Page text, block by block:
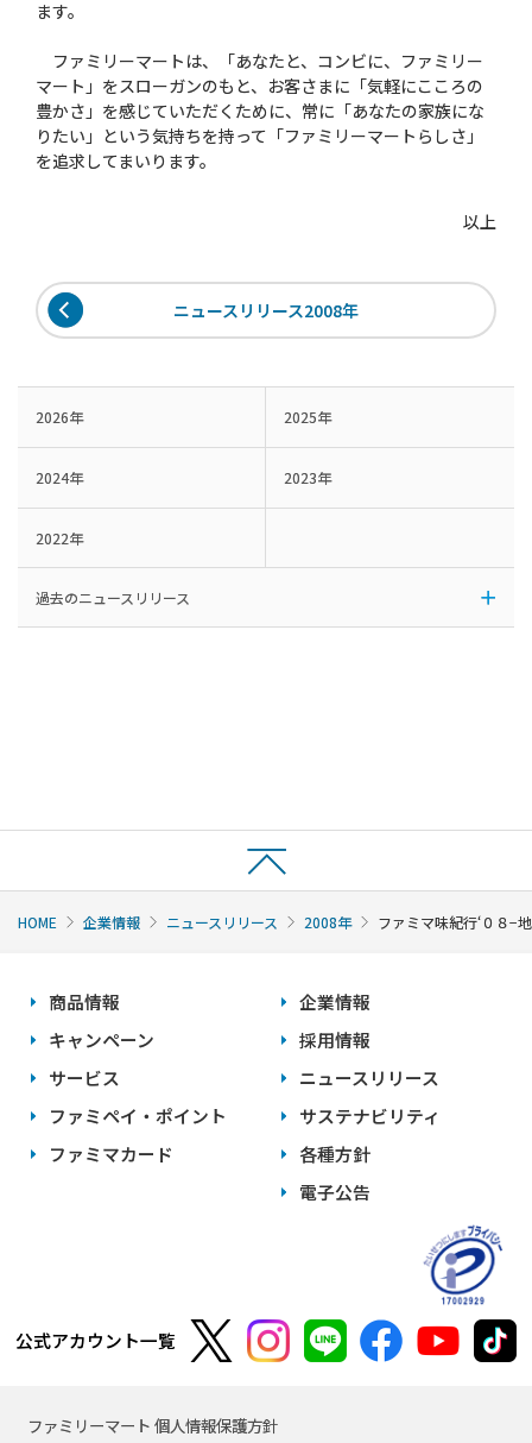
ます。
ファミリーマートは、「あなたと、コンビに、ファミリー
マート」をスローガンのもと、お客さまに「気軽にこころの
豊かさ」を感じていただくために、常に「あなたの家族にな
りたい」という気持ちを持って「ファミリーマートらしさ」
を追求してまいります。
以上
ニュースリリース2008年
2026年 2025年
2024年 2023年
2022年
過去のニュースリリース
HOME 企業情報 ニュースリリース 2008年 ファミマ味紀行‘０８−
商品情報
キャンペーン
サービス
ファミペイ・ポイント
ファミマカード
企業情報
採用情報
ニュースリリース
サステナビリティ
各種方針
電子公告
公式アカウント一覧
ファミリーマート 個人情報保護方針